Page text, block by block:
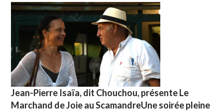
Jean-Pierre Isaïa, dit Chouchou, présente Le
Marchand de Joie au ScamandreUne soirée pleine